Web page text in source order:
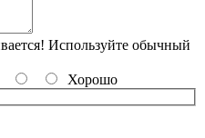
Используйте обычный
Хорошо